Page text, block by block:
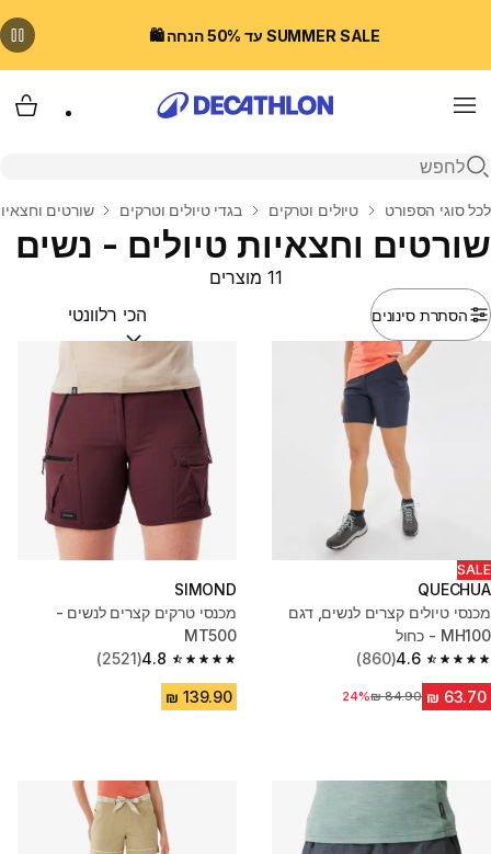
SUMMER SALE עד 50% הנחה 🛍️
Menu
פתיחת חיפוש
בית
לכל סוגי הספורט טיולים וטרקים בגדי טיולים וטרקים שורטים
שורטים וחצאיות טיולים - נשים
הסתרת סינונים
11 מוצרים
מיין לפי:(optional)
SALE
QUECHUA
מכנסי טיולים קצרים לנשים, דגם
MH100 - כחול
4.6
4.6 out of 5 stars from 860 reviews
(860)
מחיר לפני הנחה‏84.90 ₪
24%
SIMOND
מכנסי טרקים קצרים לנשים -
MT500
4.8
4.8 out of 5 stars from 2521 reviews
(2521)